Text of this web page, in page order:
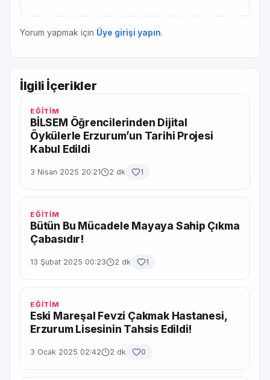
Yorum yapmak için Üye girişi yapın.
İlgili İçerikler
EĞİTİM
BİLSEM Öğrencilerinden Dijital
Öykülerle Erzurum’un Tarihi Projesi
Kabul Edildi
3 Nisan 2025 20:21 2 dk 1
EĞİTİM
Bütün Bu Mücadele Mayaya Sahip Çıkma
Çabasıdır!
13 Şubat 2025 00:23 2 dk 1
EĞİTİM
Eski Mareşal Fevzi Çakmak Hastanesi,
Erzurum Lisesinin Tahsis Edildi!
3 Ocak 2025 02:42 2 dk 0